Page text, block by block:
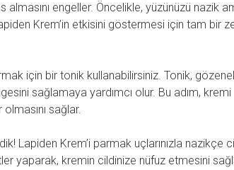
almasını engeller. Öncelikle, yüzünüzü nazik
Krem’in etkisini göstermesi için tam bir
için bir tonik kullanabilirsiniz. Tonik,
sağlamaya yardımcı olur. Bu adım, kremi
sağlar.
Lapiden Krem’i parmak uçlarınızla nazikçe
yaparak, kremin cildinize nüfuz etmesini